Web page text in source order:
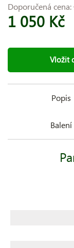
Doporučená cena:
1 050 Kč
Vložit
Popis
Balení